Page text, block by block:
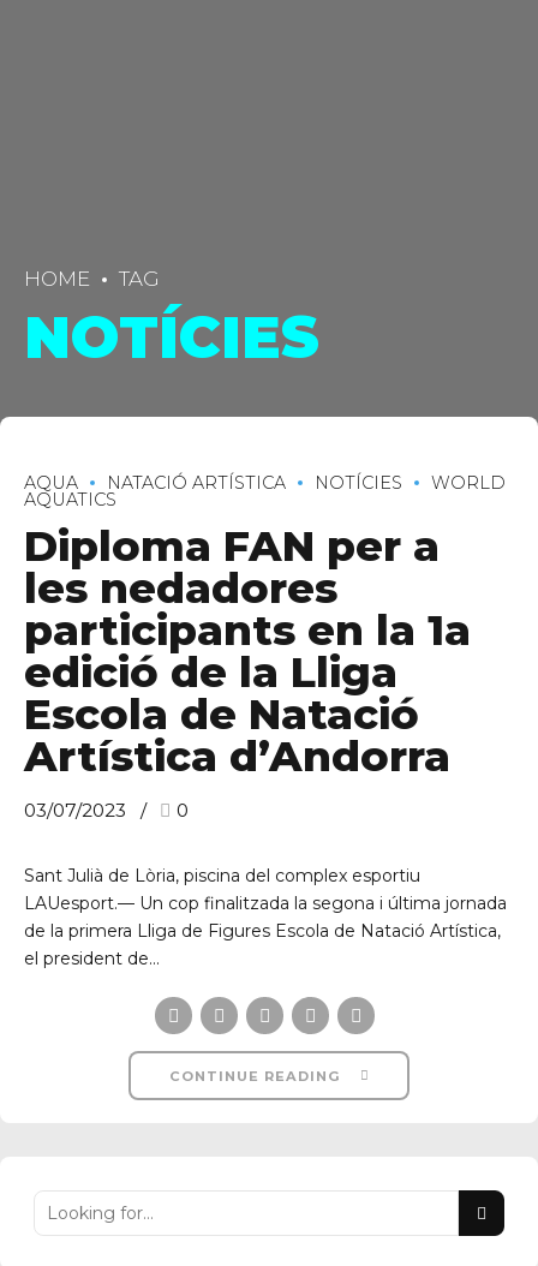
HOME TAG
NOTÍCIES
AQUA NATACIÓ ARTÍSTICA NOTÍCIES WORLD
AQUATICS
Diploma FAN per a
les nedadores
participants en la 1a
edició de la Lliga
Escola de Natació
Artística d’Andorra
03/07/2023 0
Sant Julià de Lòria, piscina del complex esportiu
LAUesport.— Un cop finalitzada la segona i última jornada
de la primera Lliga de Figures Escola de Natació Artística,
el president de...
CONTINUE READING